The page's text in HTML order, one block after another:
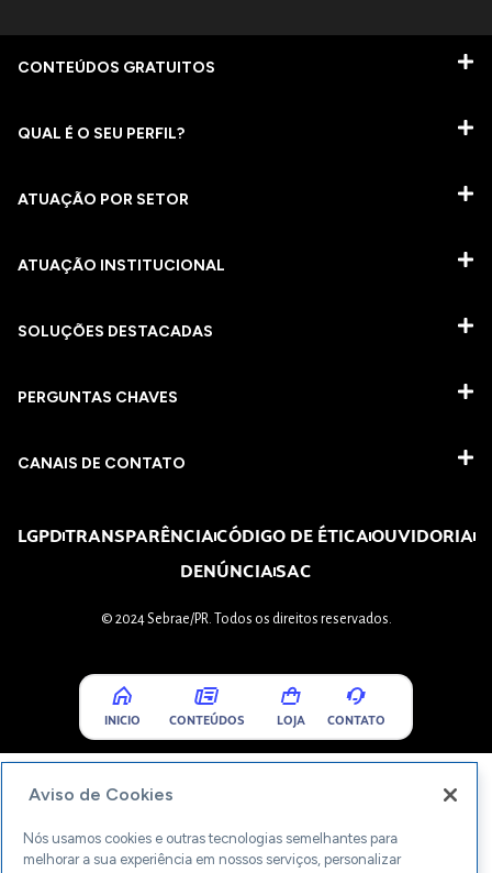
CONTEÚDOS GRATUITOS
QUAL É O SEU PERFIL?
ATUAÇÃO POR SETOR
ATUAÇÃO INSTITUCIONAL
SOLUÇÕES DESTACADAS
PERGUNTAS CHAVES​
CANAIS DE CONTATO
LGPDTRANSPARÊNCIACÓDIGO DE ÉTICAOUVIDORIA
DENÚNCIASAC
© 2024 Sebrae/PR. Todos os direitos reservados.
INICIO CONTEÚDOS LOJA CONTATO
Aviso de Cookies
Nós usamos cookies e outras tecnologias semelhantes para
melhorar a sua experiência em nossos serviços, personalizar